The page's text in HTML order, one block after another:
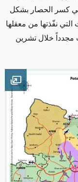
كسر الحصار بشكل
نفّذتها من معقلها
مجدداً خلال تشرين